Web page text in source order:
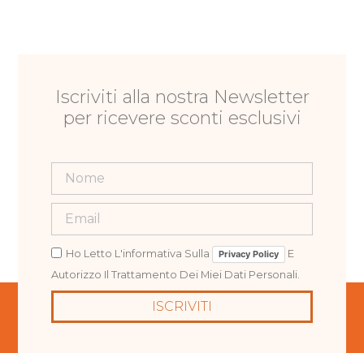
Iscriviti alla nostra Newsletter
per ricevere sconti esclusivi
Ho Letto L'informativa Sulla Privacy Policy
E
Autorizzo Il Trattamento Dei Miei Dati Personali.
ISCRIVITI